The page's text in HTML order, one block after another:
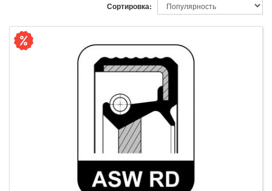
Сортировка: